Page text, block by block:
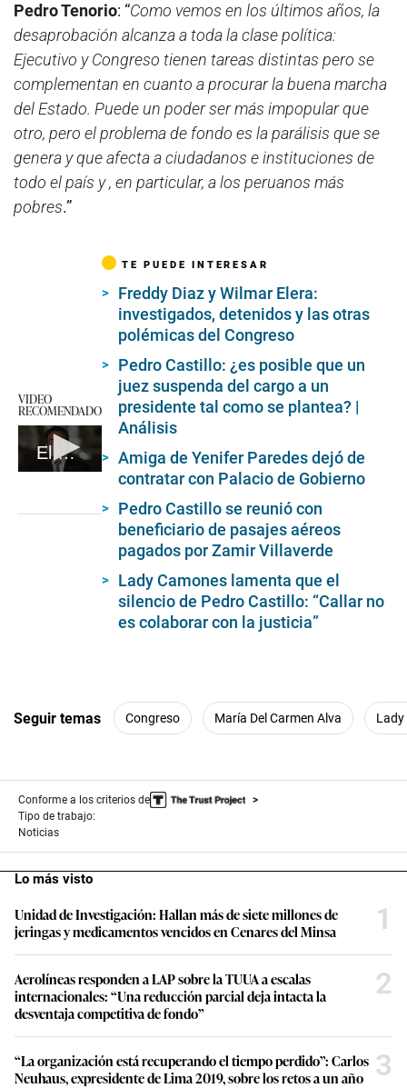
Pedro Tenorio: “Como vemos en los últimos años, la
desaprobación alcanza a toda la clase política:
Ejecutivo y Congreso tienen tareas distintas pero se
complementan en cuanto a procurar la buena marcha
del Estado. Puede un poder ser más impopular que
otro, pero el problema de fondo es la parálisis que se
genera y que afecta a ciudadanos e instituciones de
todo el país y , en particular, a los peruanos más
pobres.”
VIDEO
RECOMENDADO
El ministro del interior Willy Huerta es un defensor forzado y tembloroso del presidente.
TE PUEDE INTERESAR
Freddy Diaz y Wilmar Elera:
investigados, detenidos y las otras
polémicas del Congreso
Pedro Castillo: ¿es posible que un
juez suspenda del cargo a un
presidente tal como se plantea? |
Análisis
Amiga de Yenifer Paredes dejó de
contratar con Palacio de Gobierno
Pedro Castillo se reunió con
beneficiario de pasajes aéreos
pagados por Zamir Villaverde
Lady Camones lamenta que el
silencio de Pedro Castillo: “Callar no
es colaborar con la justicia”
Seguir temas Congreso María Del Carmen Alva Lady
Conforme a los criterios de
Tipo de trabajo:
Noticias
Lo más visto
Unidad de Investigación: Hallan más de siete millones de
jeringas y medicamentos vencidos en Cenares del Minsa
1
Aerolíneas responden a LAP sobre la TUUA a escalas
internacionales: “Una reducción parcial deja intacta la
desventaja competitiva de fondo”
2
“La organización está recuperando el tiempo perdido”: Carlos
Neuhaus, expresidente de Lima 2019, sobre los retos a un año
3